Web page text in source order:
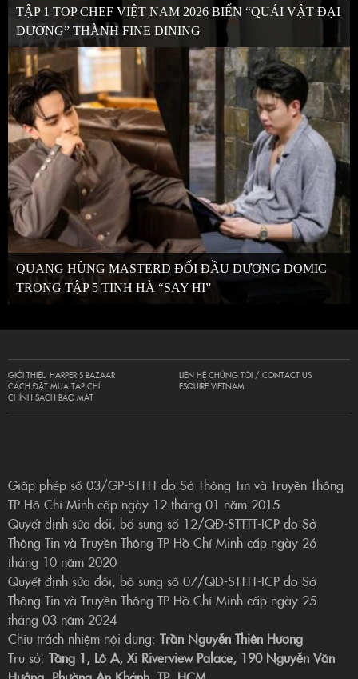
TẬP 1 TOP CHEF VIỆT NAM 2026 BIẾN “QUÁI VẬT ĐẠI
DƯƠNG” THÀNH FINE DINING
QUANG HÙNG MASTERD ĐỐI ĐẦU DƯƠNG DOMIC
TRONG TẬP 5 TINH HÀ “SAY HI”
GIỚI THIỆU HARPER’S BAZAAR
CÁCH ĐẶT MUA TẠP CHÍ
CHÍNH SÁCH BẢO MẬT
LIÊN HỆ CHÚNG TÔI / CONTACT US
ESQUIRE VIETNAM
Giấp phép số 03/GP-STTTT do Sở Thông Tin và Truyền Thông
TP Hồ Chí Minh cấp ngày 12 tháng 01 năm 2015
Quyết định sửa đổi, bổ sung số 12/QĐ-STTTT-ICP do Sở
Thông Tin và Truyền Thông TP Hồ Chí Minh cấp ngày 26
tháng 10 năm 2020
Quyết định sửa đổi, bổ sung số 07/QĐ-STTTT-ICP do Sở
Thông Tin và Truyền Thông TP Hồ Chí Minh cấp ngày 25
tháng 03 năm 2024
Chịu trách nhiệm nội dung: Trần Nguyễn Thiên Hương
Trụ sở: Tầng 1, Lô A, Xi Riverview Palace, 190 Nguyễn Văn